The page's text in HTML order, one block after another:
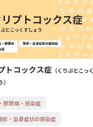
トコックス症
くりぷとこっく
膠原病・感染症
疹・全身症状の感染症